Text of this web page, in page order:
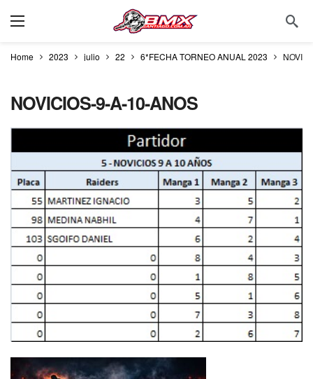
Home 2023 julio 22 6*FECHA TORNEO ANUAL 2023
NOVICIOS-9-A-10-ANOS